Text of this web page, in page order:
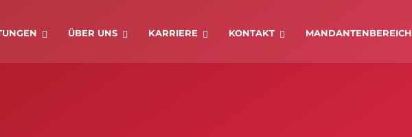
ÜBER UNS KARRIERE KONTAKT MANDANTENBEREICH